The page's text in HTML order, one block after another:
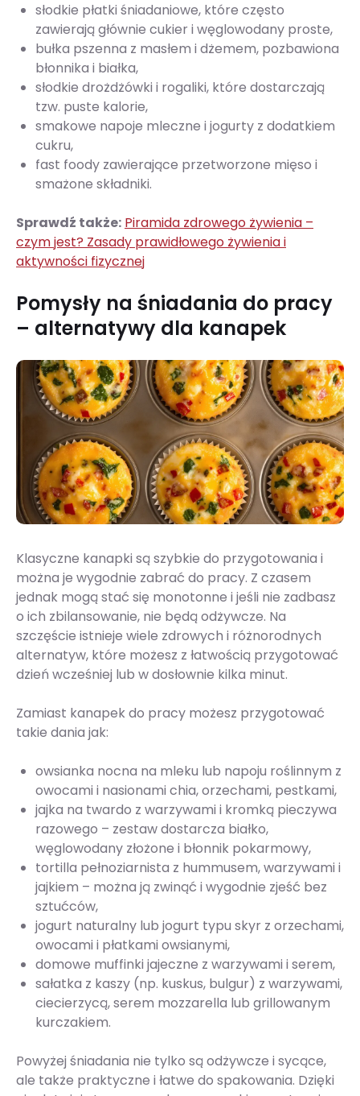
słodkie płatki śniadaniowe, które często
zawierają głównie cukier i węglowodany proste,
bułka pszenna z masłem i dżemem, pozbawiona
błonnika i białka,
słodkie drożdżówki i rogaliki, które dostarczają
tzw. puste kalorie,
smakowe napoje mleczne i jogurty z dodatkiem
cukru,
fast foody zawierające przetworzone mięso i
smażone składniki.
Sprawdź także: Piramida zdrowego żywienia –
czym jest? Zasady prawidłowego żywienia i
aktywności fizycznej
Pomysły na śniadania do pracy
– alternatywy dla kanapek
Klasyczne kanapki są szybkie do przygotowania i
można je wygodnie zabrać do pracy. Z czasem
jednak mogą stać się monotonne i jeśli nie zadbasz
o ich zbilansowanie, nie będą odżywcze. Na
szczęście istnieje wiele zdrowych i różnorodnych
alternatyw, które możesz z łatwością przygotować
dzień wcześniej lub w dosłownie kilka minut.
Zamiast kanapek do pracy możesz przygotować
takie dania jak:
owsianka nocna na mleku lub napoju roślinnym z
owocami i nasionami chia, orzechami, pestkami,
jajka na twardo z warzywami i kromką pieczywa
razowego – zestaw dostarcza białko,
węglowodany złożone i błonnik pokarmowy,
tortilla pełnoziarnista z hummusem, warzywami i
jajkiem – można ją zwinąć i wygodnie zjeść bez
sztućców,
jogurt naturalny lub jogurt typu skyr z orzechami,
owocami i płatkami owsianymi,
domowe muffinki jajeczne z warzywami i serem,
sałatka z kaszy (np. kuskus, bulgur) z warzywami,
ciecierzycą, serem mozzarella lub grillowanym
kurczakiem.
Powyżej śniadania nie tylko są odżywcze i sycące,
ale także praktyczne i łatwe do spakowania. Dzięki